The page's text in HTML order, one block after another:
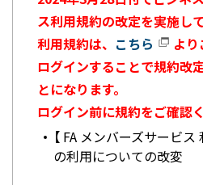
ス利用規約の改定を実施し
利用規約は、 こちら
よ
ログインすることで規約改
とになります。
ログイン前に規約をご確認
【 FA メンバーズサービ
の利用についての改変